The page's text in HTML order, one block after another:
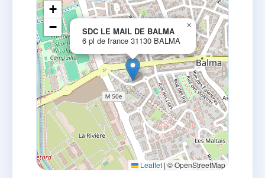
SDC LE MAIL DE BALMA
6 pl de france 31130 BALMA
×
+
−
Leaflet | © OpenStreetMap